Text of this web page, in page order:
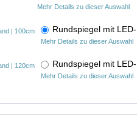
Mehr Details zu dieser Auswahl
Rundspiegel mit
Mehr Details zu dieser Auswahl
Rundspiegel mit
Mehr Details zu dieser Auswahl